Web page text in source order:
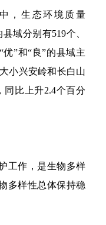
，生态环境质量
域分别有519个、
优”和“良”的县域主
小兴安岭和长白山
同比上升2.4个百分
工作，是生物多样
多样性总体保持稳